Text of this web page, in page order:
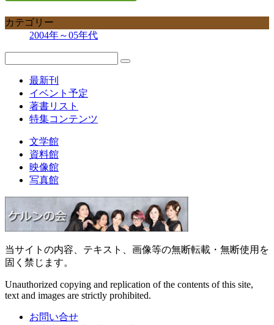
カテゴリー
2004年～05年代
最新刊
イベント予定
著書リスト
特集コンテンツ
文学館
資料館
映像館
写真館
当サイトの内容、テキスト、画像等の無断転載・無断使用を
固く禁じます。
Unauthorized copying and replication of the contents of this site,
text and images are strictly prohibited.
お問い合せ